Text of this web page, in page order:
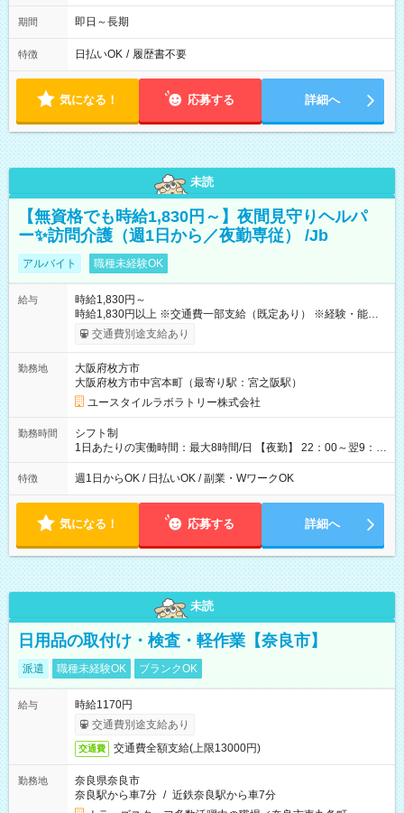
期間 即日～長期
特徴 日払いOK / 履歴書不要
気になる！ 応募する 詳細へ
未読
【無資格でも時給1,830円～】夜間見守りヘルパ
ー✨訪問介護（週1日から／夜勤専従） /Jb
アルバイト 職種未経験OK
給与
時給1,830円～
時給1,830円以上 ※交通費一部支給（既定あり） ※経験・能力を
考慮して決定します 【収入例】 週1回勤務の場合：1,830円×8時
間×4回=5万8,560円 週3回勤務の場合：1,830円×8時間×12回
月 ※ 雇用形態と給与に、本採用時と異なる部分があります。 雇
用形態：本採用時と同じです。 給与：時給 1,610円以上
交通費別途支給あり
勤務地
大阪府枚方市
大阪府枚方市中宮本町（最寄り駅：宮之阪駅）
ユースタイルラボラトリー株式会社
勤務時間
シフト制
1日あたりの実働時間：最大8時間/日 【夜勤】 22：00～翌9：
00 ※週1日～OK ／ 夜勤専従 ＊＊ 勤務時間例 ＊＊ ■22時か
ら翌7時 ■23時から翌8時 ■24時から翌9時 など ※上記の時間
ます。 ※曜日固定（毎週同じ曜日での勤務となります）
特徴 週1日からOK / 日払いOK / 副業・WワークOK
気になる！ 応募する 詳細へ
未読
日用品の取付け・検査・軽作業【奈良市】
派遣 職種未経験OK ブランクOK
給与
時給1170円
交通費別途支給あり
交通費 交通費全額支給(上限13000円)
勤務地
奈良県奈良市
奈良駅から車7分 / 近鉄奈良駅から車7分